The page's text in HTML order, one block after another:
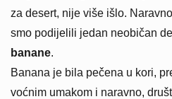
za desert, nije više išlo.
smo podijelili jedan neobičan
banane.
Banana je bila pečena u kori,
voćnim umakom i naravno,